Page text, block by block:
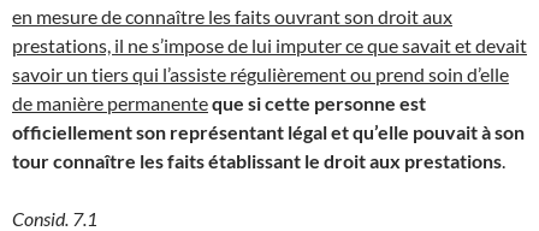
en mesure de connaître les faits ouvrant son droit aux
prestations, il ne s’impose de lui imputer ce que savait et devait
savoir un tiers qui l’assiste régulièrement ou prend soin d’elle
de manière permanenteque si cette personne est
officiellement son représentant légal et qu’elle pouvait à son
tour connaître les faits établissant le droit aux prestations
Consid. 7.1